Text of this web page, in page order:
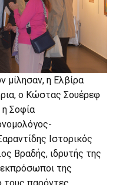
μίλησαν, η Ελβίρα
ο Κώστας Σουέρεφ
η Σοφία
Ιστορικός
Βραδής, ιδρυτής της
της